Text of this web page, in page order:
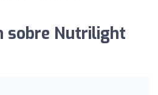
sobre Nutrilight